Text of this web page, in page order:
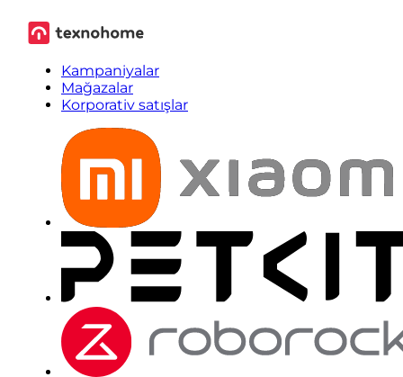
Kampaniyalar
Mağazalar
Korporativ satışlar